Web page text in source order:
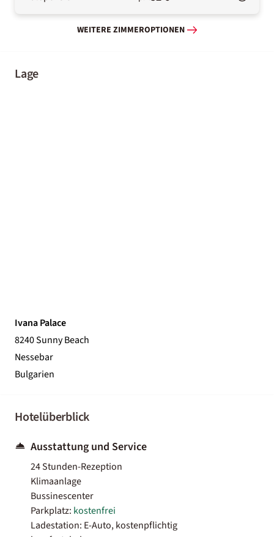
WEITERE ZIMMEROPTIONEN
Lage
Ivana Palace
8240 Sunny Beach
Nessebar
Bulgarien
Hotelüberblick
Ausstattung und Service
24 Stunden-Rezeption
Klimaanlage
Bussinescenter
Parkplatz: kostenfrei
Ladestation: E-Auto, kostenpflichtig